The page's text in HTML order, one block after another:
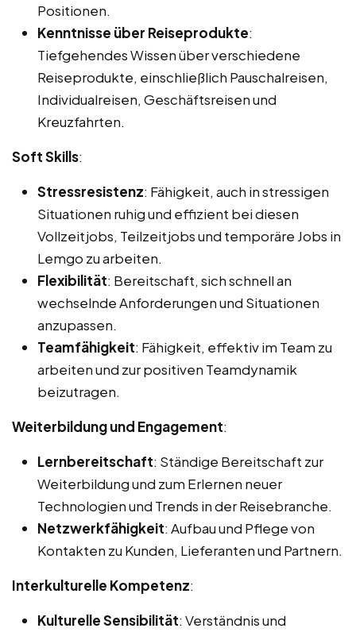
Positionen.
Kenntnisse über Reiseprodukte:
Tiefgehendes Wissen über verschiedene
Reiseprodukte, einschließlich Pauschalreisen,
Individualreisen, Geschäftsreisen und
Kreuzfahrten.
Soft Skills:
Stressresistenz: Fähigkeit, auch in stressigen
Situationen ruhig und effizient bei diesen
Vollzeitjobs, Teilzeitjobs und temporäre Jobs in
Lemgo zu arbeiten.
Flexibilität: Bereitschaft, sich schnell an
wechselnde Anforderungen und Situationen
anzupassen.
Teamfähigkeit: Fähigkeit, effektiv im Team zu
arbeiten und zur positiven Teamdynamik
beizutragen.
Weiterbildung und Engagement:
Lernbereitschaft: Ständige Bereitschaft zur
Weiterbildung und zum Erlernen neuer
Technologien und Trends in der Reisebranche.
Netzwerkfähigkeit: Aufbau und Pflege von
Kontakten zu Kunden, Lieferanten und Partnern.
Interkulturelle Kompetenz:
Kulturelle Sensibilität: Verständnis und